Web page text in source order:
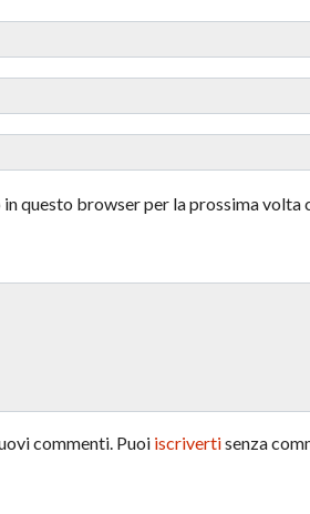
questo browser per la prossima volta
commenti. Puoi iscrivertisenza